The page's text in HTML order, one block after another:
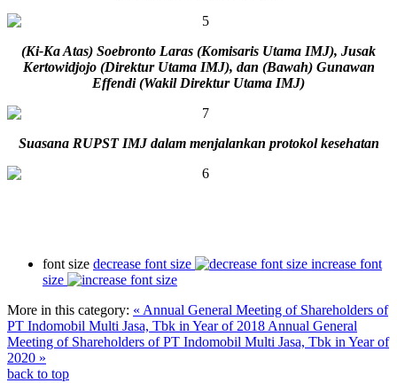
(Ki-Ka Atas) Soebronto Laras (Komisaris Utama IMJ), Jusak
Kertowidjojo (Direktur Utama IMJ), dan (Bawah) Gunawan
Effendi (Wakil Direktur Utama IMJ)
Suasana RUPST IMJ dalam menjalankan protokolkesehatan
font size decrease font size
increase font
size
More in this category: « Annual General Meeting of Shareholders of
PT Indomobil Multi Jasa, Tbk in Year of 2018Annual General
Meeting of Shareholders of PT Indomobil Multi Jasa, Tbk in Year of
2020 »
back to top